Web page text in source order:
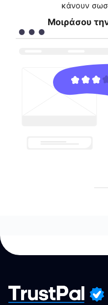
κάνουν
Μοιράσου